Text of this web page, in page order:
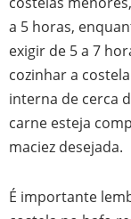
a 5 horas,
exigir de 5 a 7
cozinhar a
interna de cerca
carne esteja
maciez desejada.
É importante